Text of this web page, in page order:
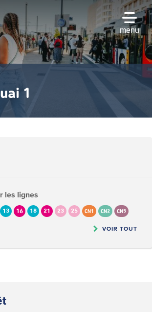
menu
1
les lignes
13 16 18 21 23 25 CN1 CN2 CN5
VOIR TOUT